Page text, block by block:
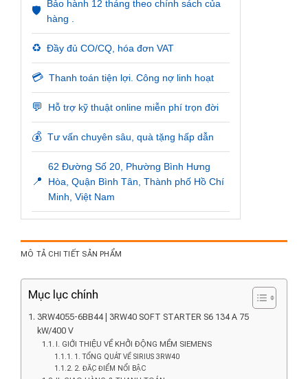
🛡️
Bảo hành 12 tháng theo chính sách của
hàng .
♻️ Đầy đủ CO/CQ, hóa đơn VAT
💳 Thanh toán tiện lợi. Công nợ linh hoạt
💬 Hỗ trợ kỹ thuật online miễn phí trọn đời
💰 Tư vấn chuyên sâu, quà tặng hấp dẫn
📍
62 Đường Số 20, Phường Bình Hưng
Hòa, Quận Bình Tân, Thành phố Hồ Chí
Minh, Việt Nam
MÔ TẢ CHI TIẾT SẢN PHẨM
Mục lục chính
3RW4055-6BB44 | 3RW40 SOFT STARTER S6 134 A 75
kW/400 V
I. GIỚI THIỆU VỀ KHỞI ĐỘNG MỀM SIEMENS
1. TỔNG QUÁT VỀ SIRIUS 3RW40
2. ĐẶC ĐIỂM NỔI BẬC